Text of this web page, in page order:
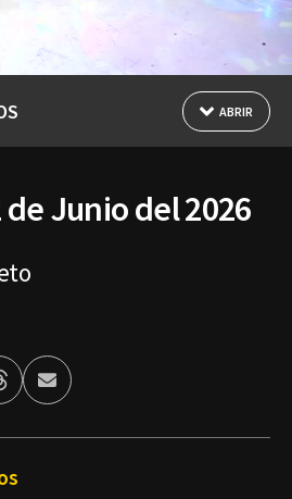
ABRIR
de Junio del 2026
Enviar
por